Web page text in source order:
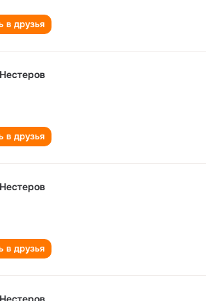
в друзья
в друзья
в друзья